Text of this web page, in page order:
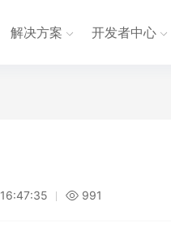
解决方案 开发者中心
991